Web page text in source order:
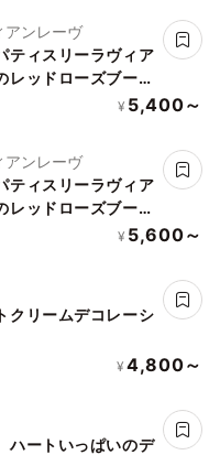
アンレーヴ
ティスリーラヴィア
レッドローズブーケ
¥ 5,400～
アンレーヴ
ティスリーラヴィア
レッドローズブーケ
¥ 5,600～
クリームデコレーシ
¥ 4,800～
ハートいっぱいのデ